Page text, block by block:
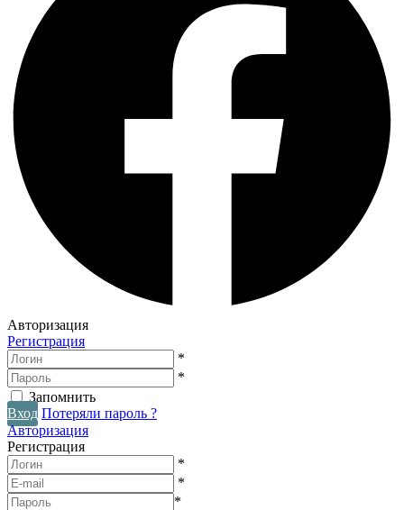
Авторизация
Регистрация
*
*
Запомнить
Вход Потеряли пароль ?
Авторизация
Регистрация
*
*
*